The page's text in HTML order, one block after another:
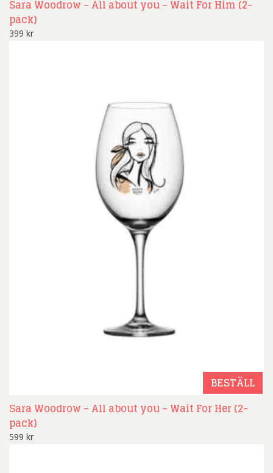
Sara Woodrow – All about you – Wait For Him (2-
pack)
399 kr
BESTÄLL
Sara Woodrow – All about you – Wait For Her (2-
pack)
599 kr